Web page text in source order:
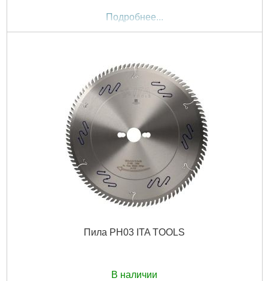
Подробнее...
Пила PH03 ITA TOOLS
В наличии